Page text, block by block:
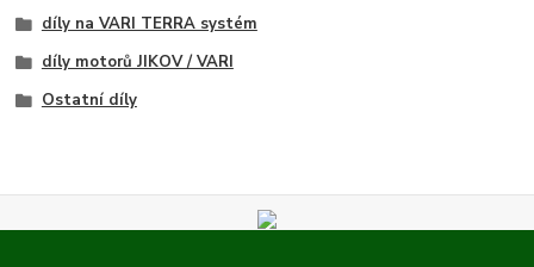
díly na VARI TERRA systém
díly motorů JIKOV / VARI
Ostatní díly